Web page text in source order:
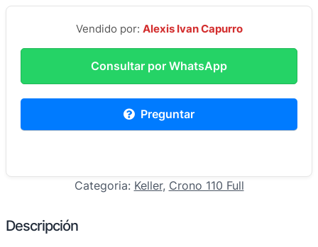
Vendido por: Alexis Ivan Capurro
Consultar por WhatsApp
Preguntar
Categoria: Keller, Crono 110 Full
Descripción